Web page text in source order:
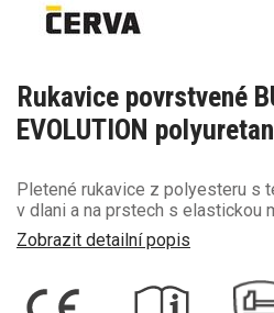
Rukavice povrstvené
EVOLUTION polyuretan
Pletené rukavice z polyesteru s
v dlani a na prstech s elastickou
Zobrazit detailní popis